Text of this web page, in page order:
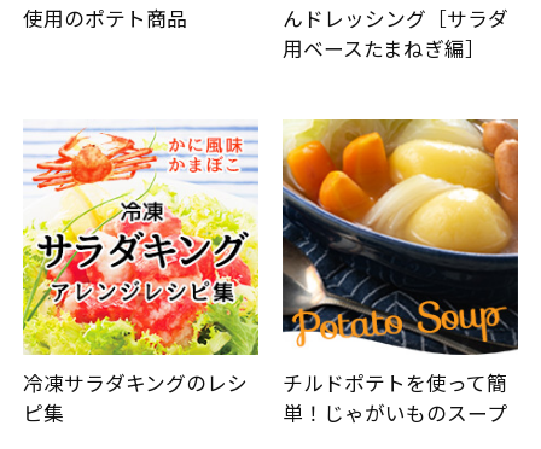
使用のポテト商品
んドレッシング［サラダ
用ベースたまねぎ編］
冷凍サラダキングのレシ
ピ集
チルドポテトを使って簡
単！じゃがいものスープ